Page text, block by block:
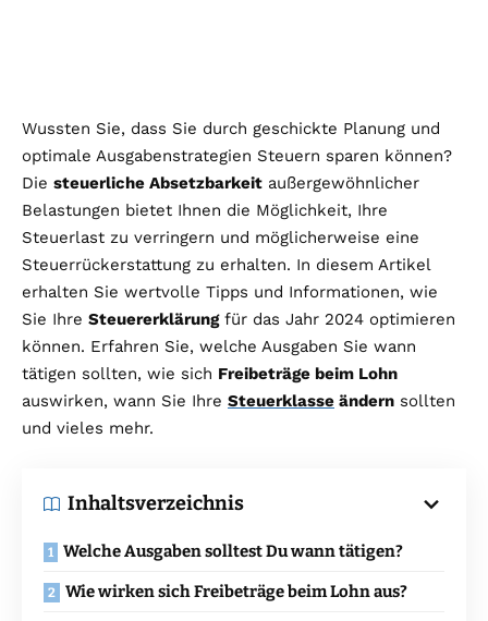
Wussten Sie, dass Sie durch geschickte Planung und
optimale Ausgabenstrategien Steuern sparen können?
Die steuerliche Absetzbarkeit außergewöhnlicher
Belastungen bietet Ihnen die Möglichkeit, Ihre
Steuerlast zu verringern und möglicherweise eine
Steuerrückerstattung zu erhalten. In diesem Artikel
erhalten Sie wertvolle Tipps und Informationen, wie
Sie Ihre Steuererklärungfür das Jahr 2024 optimieren
können. Erfahren Sie, welche Ausgaben Sie wann
tätigen sollten, wie sich Freibeträge beim Lohn
auswirken, wann Sie Ihre Steuerklasse ändern sollten
und vieles mehr.
Inhaltsverzeichnis
Welche Ausgaben solltest Du wann tätigen?
Wie wirken sich Freibeträge beim Lohn aus?